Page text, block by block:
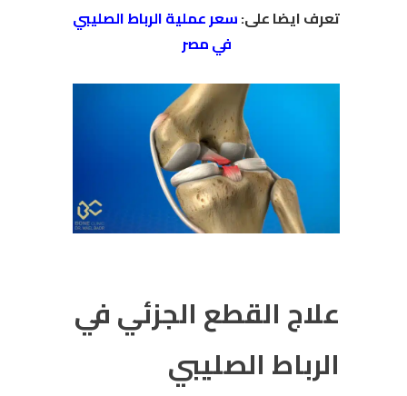
تعرف ايضا على:سعر عملية الرباط الصليبي
في مصر
علاج القطع الجزئي في
الرباط الصليبي